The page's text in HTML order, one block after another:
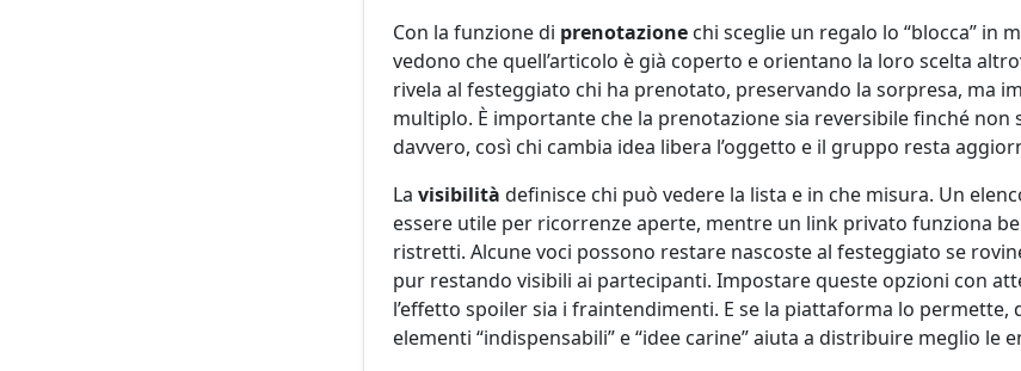
Con la funzione di prenotazione chi sceglie un regalo lo “blocca” in
vedono che quell’articolo è già coperto e orientano la loro scelta
rivela al festeggiato chi ha prenotato, preservando la sorpresa, ma
multiplo. È importante che la prenotazione sia reversibile finché non
davvero, così chi cambia idea libera l’oggetto e il gruppo resta
La visibilità definisce chi può vedere la lista e in che misura. Un
essere utile per ricorrenze aperte, mentre un link privato funziona
ristretti. Alcune voci possono restare nascoste al festeggiato se
pur restando visibili ai partecipanti. Impostare queste opzioni con
l’effetto spoiler sia i fraintendimenti. E se la piattaforma lo permette,
elementi “indispensabili” e “idee carine” aiuta a distribuire meglio le